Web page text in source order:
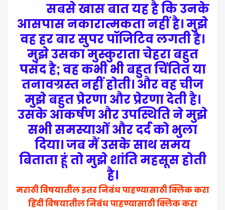
सबसे खास बात यह है कि उनके
आसपास नकारात्मकता नहीं है। मुझे
वह हर बार सुपर पॉजिटिव लगती है।
मुझे उसका मुस्कुराता चेहरा बहुत
पसंद है; वह कभी भी बहुत चिंतित या
तनावग्रस्त नहीं होती। और वह चीज
मुझे बहुत प्रेरणा और प्रेरणा देती है।
उसके आकर्षण और उपस्थिति ने मुझे
सभी समस्याओं और दर्द को भुला
दिया। जब मैं उसके साथ समय
बिताता हूं तो मुझे शांति महसूस होती
है।
मराठी विषयातील इतर निबंध पाहण्यासाठी क्लिक करा
हिंदी विषयातील निबंध पाहण्यासाठी क्लिक करा